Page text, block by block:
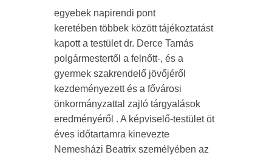
egyebek napirendi pont
keretében többek között tájékoztatást
kapott a testület dr. Derce Tamás
polgármestertől a felnőtt-, és a
gyermek szakrendelő jövőjéről
kezdeményezett és a fővárosi
önkormányzattal zajló tárgyalások
eredményéről . A képviselő-testület öt
éves időtartamra kinevezte
Nemesházi Beatrix személyében az